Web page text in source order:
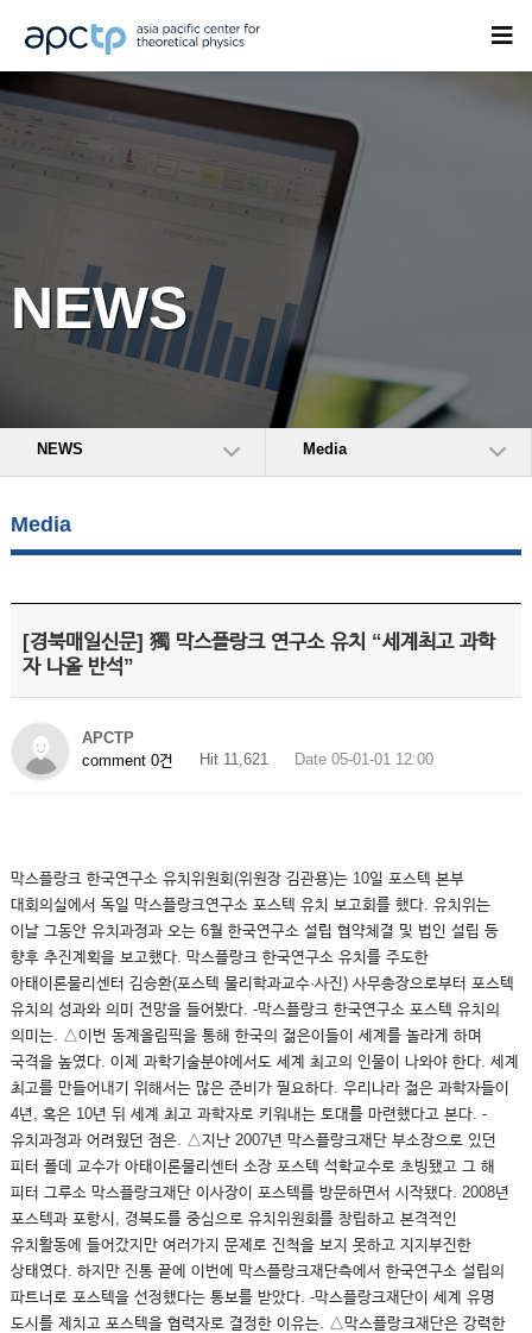
NEWS
NEWS Media
Media
[경북매일신문] 獨 막스플랑크 연구소 유치 “세계최고 과학
자 나올 반석”
APCTP
comment 0건
Hit 11,621 Date 05-01-01 12:00
막스플랑크 한국연구소 유치위원회(위원장 김관용)는 10일 포스텍 본부
대회의실에서 독일 막스플랑크연구소 포스텍 유치 보고회를 했다. 유치위는
이날 그동안 유치과정과 오는 6월 한국연구소 설립 협약체결 및 법인 설립 등
향후 추진계획을 보고했다. 막스플랑크 한국연구소 유치를 주도한
아태이론물리센터 김승환(포스텍 물리학과교수·사진) 사무총장으로부터 포스텍
유치의 성과와 의미 전망을 들어봤다. -막스플랑크 한국연구소 포스텍 유치의
의미는. △이번 동계올림픽을 통해 한국의 젊은이들이 세계를 놀라게 하며
국격을 높였다. 이제 과학기술분야에서도 세계 최고의 인물이 나와야 한다. 세계
최고를 만들어내기 위해서는 많은 준비가 필요하다. 우리나라 젊은 과학자들이
4년, 혹은 10년 뒤 세계 최고 과학자로 키워내는 토대를 마련했다고 본다. -
유치과정과 어려웠던 점은. △지난 2007년 막스플랑크재단 부소장으로 있던
피터 폴데 교수가 아태이론물리센터 소장 포스텍 석학교수로 초빙됐고 그 해
피터 그루소 막스플랑크재단 이사장이 포스텍를 방문하면서 시작됐다. 2008년
포스텍과 포항시, 경북도를 중심으로 유치위원회를 창립하고 본격적인
유치활동에 들어갔지만 여러가지 문제로 진척을 보지 못하고 지지부진한
상태였다. 하지만 진통 끝에 이번에 막스플랑크재단측에서 한국연구소 설립의
파트너로 포스텍을 선정했다는 통보를 받았다. -막스플랑크재단이 세계 유명
도시를 제치고 포스텍을 협력자로 결정한 이유는. △막스플랑크재단은 강력한